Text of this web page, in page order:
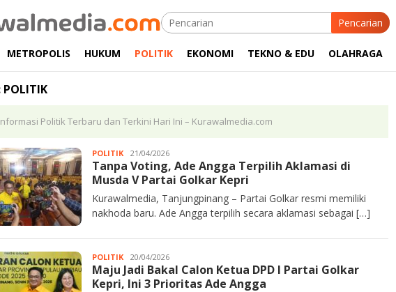
Pencarian
METROPOLIS HUKUM POLITIK EKONOMI TEKNO & EDU OLAHRAGA
POLITIK
Politik Terbaru dan Terkini Hari Ini – Kurawalmedia.com
POLITIK Kurawalmedia
21/04/2026
Tanpa Voting, Ade Angga Terpilih Aklamasi di
Musda V Partai Golkar Kepri
Kurawalmedia, Tanjungpinang – Partai Golkar resmi memiliki
nakhoda baru. Ade Angga terpilih secara aklamasi sebagai […]
POLITIK Kurawalmedia
20/04/2026
Maju Jadi Bakal Calon Ketua DPD I Partai Golkar
Kepri, Ini 3 Prioritas Ade Angga